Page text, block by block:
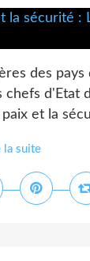
des pays
d'Etat
et la
la suite